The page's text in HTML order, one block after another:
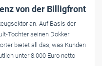
von der Billigfront
an. Auf Basis der
Tochter seinen Dokker
bietet all das, was Kunden
unter 8.000 Euro netto